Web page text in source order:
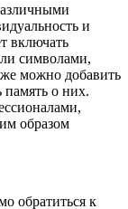
и
включать
символами,
можно добавить
о них.
образом
обратиться к